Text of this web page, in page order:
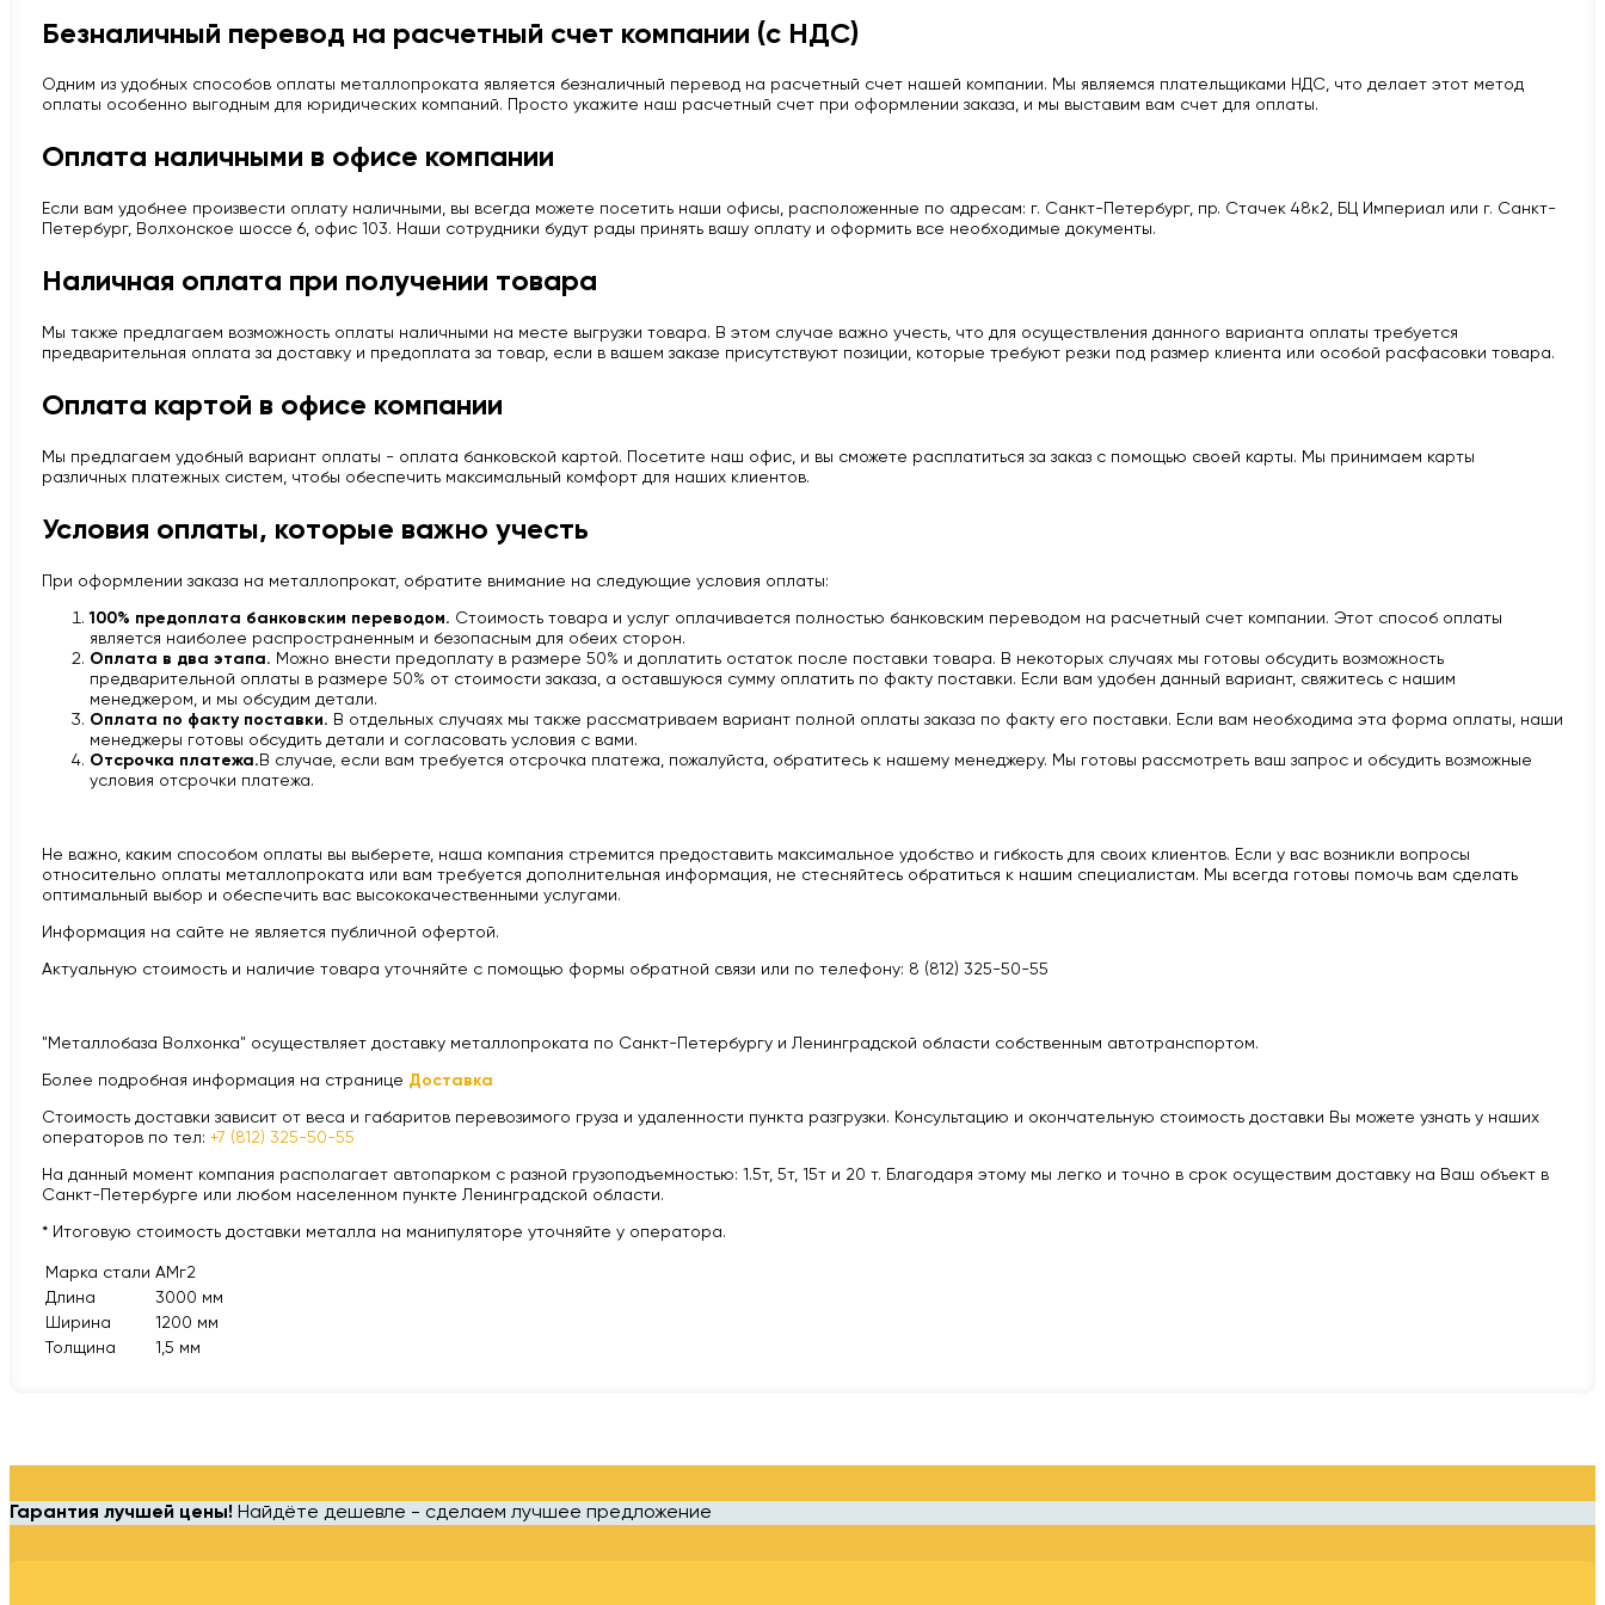
Безналичный перевод на расчетный счет компании (с НДС)
Одним из удобных способов оплаты металлопроката является безналичный перевод на расчетный счет нашей компании. Мы являемся плательщиками НДС, что делает этот метод
оплаты особенно выгодным для юридических компаний. Просто укажите наш расчетный счет при оформлении заказа, и мы выставим вам счет для оплаты.
Оплата наличными в офисе компании
Если вам удобнее произвести оплату наличными, вы всегда можете посетить наши офисы, расположенные по адресам: г. Санкт-Петербург, пр. Стачек 48к2, БЦ Империал или г. Санкт-
Петербург, Волхонское шоссе 6, офис 103. Наши сотрудники будут рады принять вашу оплату и оформить все необходимые документы.
Наличная оплата при получении товара
Мы также предлагаем возможность оплаты наличными на месте выгрузки товара. В этом случае важно учесть, что для осуществления данного варианта оплаты требуется
предварительная оплата за доставку и предоплата за товар, если в вашем заказе присутствуют позиции, которые требуют резки под размер клиента или особой расфасовки товара.
Оплата картой в офисе компании
Мы предлагаем удобный вариант оплаты - оплата банковской картой. Посетите наш офис, и вы сможете расплатиться за заказ с помощью своей карты. Мы принимаем карты
различных платежных систем, чтобы обеспечить максимальный комфорт для наших клиентов.
Условия оплаты, которые важно учесть
При оформлении заказа на металлопрокат, обратите внимание на следующие условия оплаты:
100% предоплата банковским переводом. Стоимость товара и услуг оплачивается полностью банковским переводом на расчетный счет компании. Этот способ оплаты
является наиболее распространенным и безопасным для обеих сторон.
Оплата в два этапа. Можно внести предоплату в размере 50% и доплатить остаток после поставки товара. В некоторых случаях мы готовы обсудить возможность
предварительной оплаты в размере 50% от стоимости заказа, а оставшуюся сумму оплатить по факту поставки. Если вам удобен данный вариант, свяжитесь с нашим
менеджером, и мы обсудим детали.
Оплата по факту поставки. В отдельных случаях мы также рассматриваем вариант полной оплаты заказа по факту его поставки. Если вам необходима эта форма оплаты, наши
менеджеры готовы обсудить детали и согласовать условия с вами.
Отсрочка платежа. В случае, если вам требуется отсрочка платежа, пожалуйста, обратитесь к нашему менеджеру. Мы готовы рассмотреть ваш запрос и обсудить возможные
условия отсрочки платежа.
Не важно, каким способом оплаты вы выберете, наша компания стремится предоставить максимальное удобство и гибкость для своих клиентов. Если у вас возникли вопросы
относительно оплаты металлопроката или вам требуется дополнительная информация, не стесняйтесь обратиться к нашим специалистам. Мы всегда готовы помочь вам сделать
оптимальный выбор и обеспечить вас высококачественными услугами.
Информация на сайте не является публичной офертой.
Актуальную стоимость и наличие товара уточняйте с помощью формы обратной связи или по телефону: 8 (812) 325-50-55
"Металлобаза Волхонка" осуществляет доставку металлопроката по Санкт-Петербургу и Ленинградской области собственным автотранспортом.
Более подробная информация на странице Доставка
Стоимость доставки зависит от веса и габаритов перевозимого груза и удаленности пункта разгрузки. Консультацию и окончательную стоимость доставки Вы можете узнать у наших
операторов по тел: +7 (812) 325-50-55
На данный момент компания располагает автопарком с разной грузоподъемностью: 1.5т, 5т, 15т и 20 т. Благодаря этому мы легко и точно в срок осуществим доставку на Ваш объект в
Санкт-Петербурге или любом населенном пункте Ленинградской области.
* Итоговую стоимость доставки металла на манипуляторе уточняйте у оператора.
Марка стали АМг2
Длина
3000 мм
Ширина
1200 мм
Толщина
1,5 мм
Гарантия лучшей цены! Найдёте дешевле - сделаем лучшее предложение